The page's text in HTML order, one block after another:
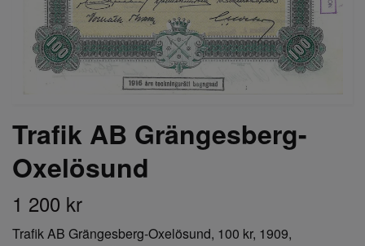
Trafik AB Grängesberg-
Oxelösund
1 200 kr
Trafik AB Grängesberg-Oxelösund, 100 kr, 1909,